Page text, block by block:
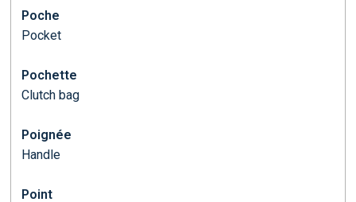
Poche
Pocket
Pochette
Clutch bag
Poignée
Handle
Point